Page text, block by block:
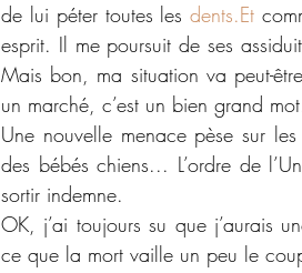
de lui péter toutes les dents.Et
esprit. Il me poursuit de ses
Mais bon, ma situation va peut-
un marché, c’est un bien grand
Une nouvelle menace pèse sur
des bébés chiens... L’ordre de
sortir indemne.
OK, j’ai toujours su que j’aurais
ce que la mort vaille un peu le